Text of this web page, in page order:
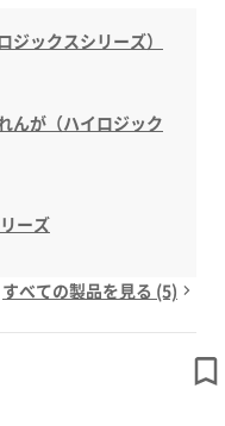
ジックスシリーズ）
んが（ハイロジック
ーズ
すべての製品を見る (5)